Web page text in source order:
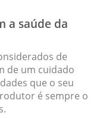
a saúde da
de
de um cuidado
que o seu
é sempre o